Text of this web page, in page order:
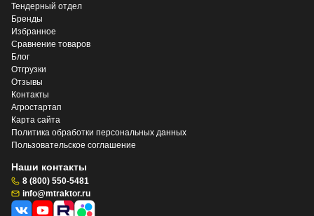
Тендерный отдел
Бренды
Избранное
Сравнение товаров
Блог
Отгрузки
Отзывы
Контакты
Агростартап
Карта сайта
Политика обработки персональных данных
Пользовательское соглашение
Наши контакты
8 (800) 550-5481
info@mtraktor.ru